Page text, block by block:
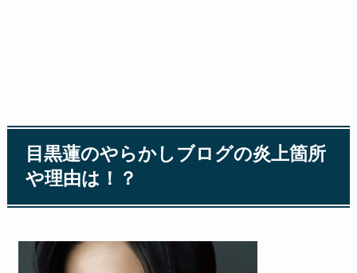
目黒蓮のやらかしブログの炎上箇所
や理由は！？